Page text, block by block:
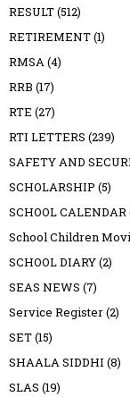
RESULT(512)
RETIREMENT(1)
RMSA(4)
RRB (17)
RTE (27)
RTI LETTERS (239)
SAFETY AND
SCHOLARSHIP (5)
SCHOOL CALENDAR
School Children
SCHOOL DIARY(2)
SEAS NEWS (7)
Service Register(2)
SET(15)
SHAALA SIDDHI (8)
SLAS (19)